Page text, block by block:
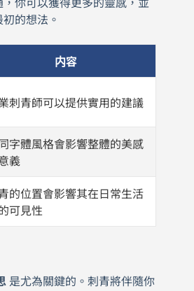
你可以獲得更多的靈感，並
的想法。
内容
刺青師可以提供實用的建議
字體風格會影響整體的美感
義
的位置會影響其在日常生活
可見性
是尤為關鍵的。刺青將伴隨你